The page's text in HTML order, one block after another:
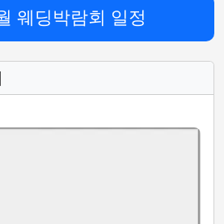
웨딩박람회 일정